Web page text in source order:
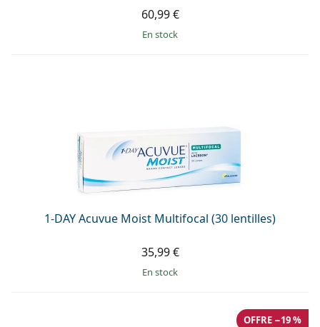
60,99 €
en stock
1-DAY Acuvue Moist Multifocal (30 lentilles)
35,99 €
en stock
OFFRE −19 %